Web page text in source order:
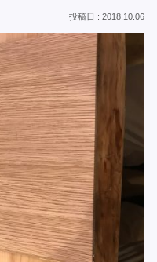
2018.10.06